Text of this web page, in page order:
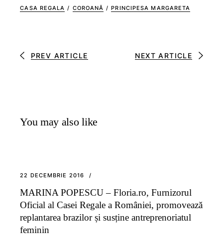
CASA REGALA / COROANĂ / PRINCIPESA MARGARETA
PREV ARTICLE NEXT ARTICLE
You may also like
22 DECEMBRIE 2016
MARINA POPESCU – Floria.ro, Furnizorul
Oficial al Casei Regale a României, promovează
replantarea brazilor și susține antreprenoriatul
feminin